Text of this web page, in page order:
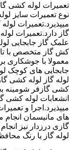
تعمیرات لوله کشی
نوع تعمیرات سایز
میپذیرد.تعمیرات
گاز دارد.تعمیرات
علمک گاز جابجایی
کش گاز متخصص با
معمولا با جوشکاری
جابجایی های کوچک
لوله گاز لوله کشی
کشی گازفر شومینه
انشعابات لوله
میپذیرد.اجرا و
های مانیسمان انجام
گازی درزدار نیز
لوله گاز یا رنگ